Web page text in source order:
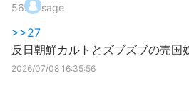
56. sage
>>27
反日朝鮮カルトとズブズブの売国
2026/07/08 16:35:56